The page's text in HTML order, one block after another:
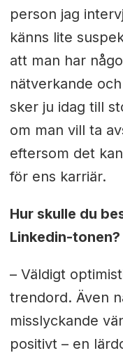
person jag
känns lite
att man har
nätverkande
sker ju idag till
om man vill ta
eftersom det
för ens karriär.
Hur skulle du
Linkedin-tonen?
– Väldigt
trendord. Även
misslyckande
positivt – en